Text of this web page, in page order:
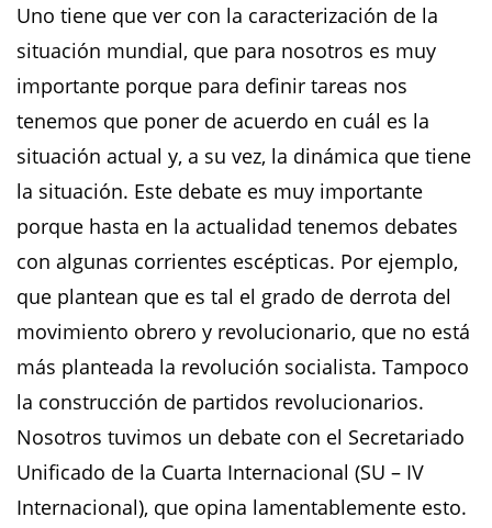
Uno tiene que ver con la caracterización de la
situación mundial, que para nosotros es muy
importante porque para definir tareas nos
tenemos que poner de acuerdo en cuál es la
situación actual y, a su vez, la dinámica que tiene
la situación. Este debate es muy importante
porque hasta en la actualidad tenemos debates
con algunas corrientes escépticas. Por ejemplo,
que plantean que es tal el grado de derrota del
movimiento obrero y revolucionario, que no está
más planteada la revolución socialista. Tampoco
la construcción de partidos revolucionarios.
Nosotros tuvimos un debate con el Secretariado
Unificado de la Cuarta Internacional (SU – IV
Internacional), que opina lamentablemente esto.